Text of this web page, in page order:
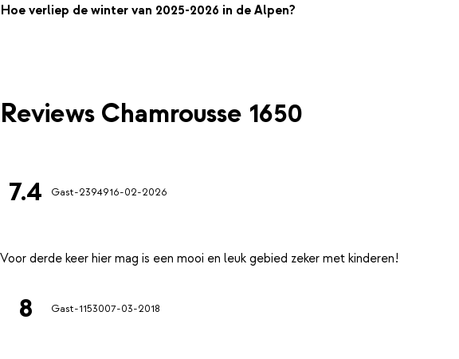
Hoe verliep de winter van 2025-2026 in de Alpen?
Reviews Chamrousse 1650
7.4 Gast-2394916-02-2026
8 Gast-1153007-03-2018